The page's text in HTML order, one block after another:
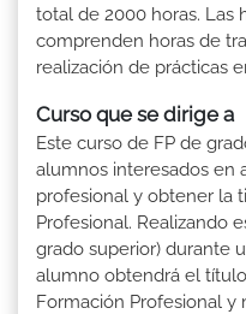
total de 2000 horas. Las
comprenden horas de
realización de prácticas
Curso que se dirige a
Este curso de FP de
alumnos interesados en
profesional y obtener la
Profesional. Realizando
grado superior) durante
alumno obtendrá el
Formación Profesional y